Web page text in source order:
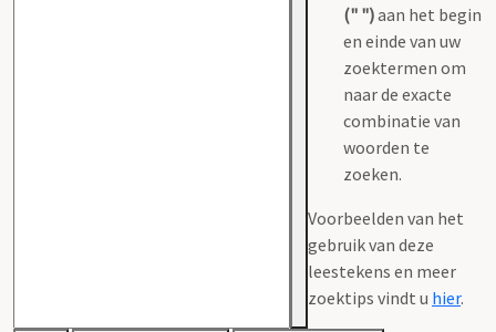
(" ")aan het begin
en einde van uw
zoektermen om
naar de exacte
combinatie van
woorden te
zoeken.
Voorbeelden van het
gebruik van deze
leestekens en meer
zoektips vindt u hier.